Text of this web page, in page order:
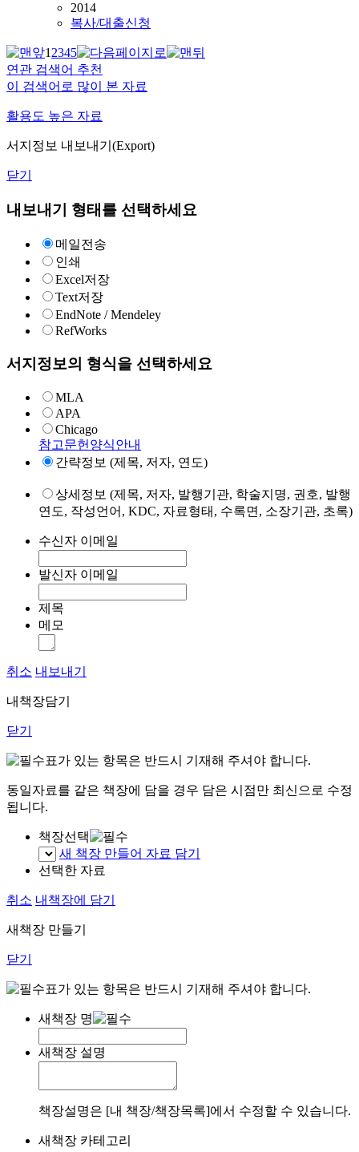
2014
복사/대출신청
12345
연관 검색어 추천
이 검색어로 많이 본 자료
활용도 높은 자료
서지정보 내보내기(Export)
닫기
내보내기 형태를 선택하세요
메일전송
인쇄
Excel저장
Text저장
EndNote / Mendeley
RefWorks
서지정보의 형식을 선택하세요
MLA
APA
Chicago
참고문헌양식안내
간략정보 (제목, 저자, 연도)
상세정보 (제목, 저자, 발행기관, 학술지명, 권호, 발행
연도, 작성언어, KDC, 자료형태, 수록면, 소장기관, 초록)
수신자 이메일
발신자 이메일
제목
메모
취소 내보내기
내책장담기
닫기
표가 있는 항목은 반드시 기재해 주셔야 합니다.
동일자료를 같은 책장에 담을 경우 담은 시점만 최신으로 수정
됩니다.
책장선택
새 책장 만들어 자료 담기
선택한 자료
취소 내책장에 담기
새책장 만들기
닫기
표가 있는 항목은 반드시 기재해 주셔야 합니다.
새책장 명
새책장 설명
책장설명은 [내 책장/책장목록]에서 수정할 수 있습니다.
새책장 카테고리